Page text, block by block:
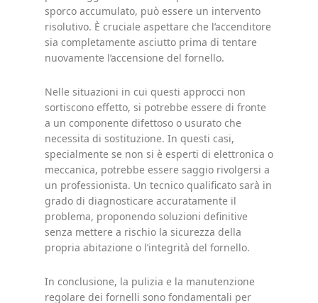
sporco accumulato, può essere un intervento
risolutivo. È cruciale aspettare che l’accenditore
sia completamente asciutto prima di tentare
nuovamente l’accensione del fornello.
Nelle situazioni in cui questi approcci non
sortiscono effetto, si potrebbe essere di fronte
a un componente difettoso o usurato che
necessita di sostituzione. In questi casi,
specialmente se non si è esperti di elettronica o
meccanica, potrebbe essere saggio rivolgersi a
un professionista. Un tecnico qualificato sarà in
grado di diagnosticare accuratamente il
problema, proponendo soluzioni definitive
senza mettere a rischio la sicurezza della
propria abitazione o l’integrità del fornello.
In conclusione, la pulizia e la manutenzione
regolare dei fornelli sono fondamentali per